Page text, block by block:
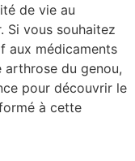
de vie au
Si vous souhaitez
aux médicaments
du genou,
pour découvrir le
à cette